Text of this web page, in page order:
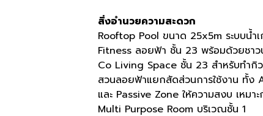
สิ่งอำนวยความสะดวก
Rooftop Pool ขนาด 25x5m ระบบน้ำ
Fitness ลอยฟ้า ชั้น 23 พร้อมด้วยชาว
Co Living Space ชั้น 23 สำหรับทำกิ
สวนลอยฟ้าแยกสัดส่วนการใช้งาน ทั้
และ Passive Zone ให้ความสงบ เหมา
Multi Purpose Room บริเวณชั้น 1